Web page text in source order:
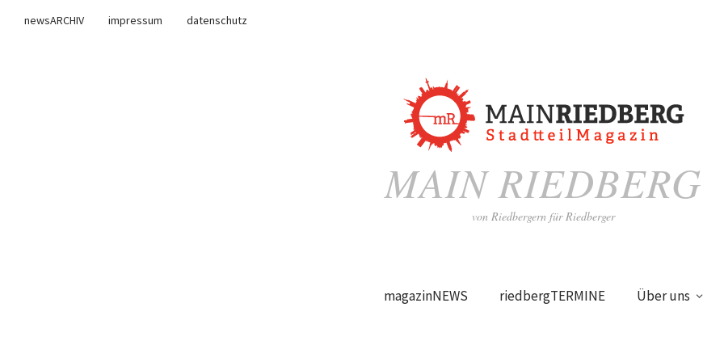
newsARCHIV impressum
datenschutz
MAIN RIEDBERG
von Riedbergern für Riedberger
magazinNEWS riedbergTERMINE Über uns